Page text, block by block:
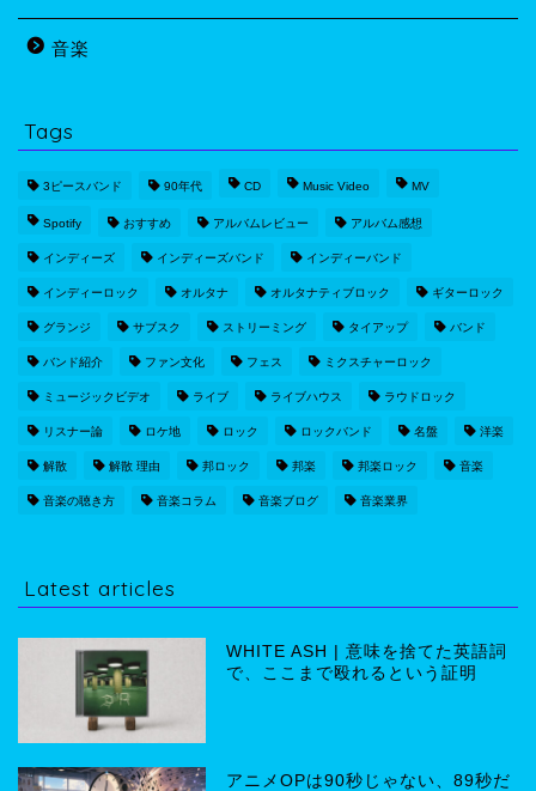
音楽
Tags
3ピースバンド 90年代 CD Music Video MV
Spotify おすすめ アルバムレビュー アルバム感想
インディーズ インディーズバンド インディーバンド
インディーロック オルタナ オルタナティブロック ギターロック
グランジ サブスク ストリーミング タイアップ バンド
バンド紹介 ファン文化 フェス ミクスチャーロック
ミュージックビデオ ライブ ライブハウス ラウドロック
リスナー論 ロケ地 ロック ロックバンド 名盤 洋楽
解散 解散 理由 邦ロック 邦楽 邦楽ロック 音楽
音楽の聴き方 音楽コラム 音楽ブログ 音楽業界
Latest articles
WHITE ASH | 意味を捨てた英語詞
で、ここまで殴れるという証明
アニメOPは90秒じゃない、89秒だ